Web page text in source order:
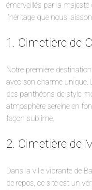
émerveillés par la
l’héritage que nous
1. Cimetière de
Notre première
avec son charme unique.
des panthéons de style
atmosphère sereine en
façon sublime.
2. Cimetière de
Dans la ville vibrante de
de repos, ce site est un